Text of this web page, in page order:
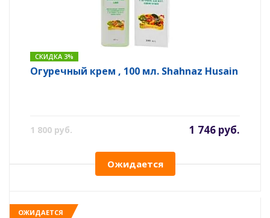
СКИДКА 3%
Огуречный крем , 100 мл. Shahnaz Husain
1 800 руб. 1 746 руб.
Ожидается
ОЖИДАЕТСЯ